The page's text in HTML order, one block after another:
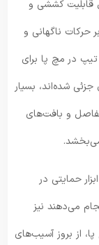
قابلیت کششی و
حرکات ناگهانی و
در مچ پا برای
شده‌اند، بسیار
و بافت‌های
حمایتی در
می‌دهند نیز
از بروز آسیب‌های